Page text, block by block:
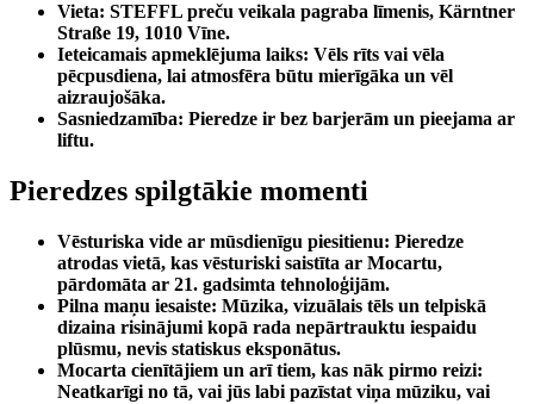
Vieta: STEFFL preču veikala pagraba līmenis, Kärntner
Straße 19, 1010 Vīne.
Ieteicamais apmeklējuma laiks: Vēls rīts vai vēla
pēcpusdiena, lai atmosfēra būtu mierīgāka un vēl
aizraujošāka.
Sasniedzamība: Pieredze ir bez barjerām un pieejama ar
liftu.
Pieredzes spilgtākie momenti
Vēsturiska vide ar mūsdienīgu piesitienu: Pieredze
atrodas vietā, kas vēsturiski saistīta ar Mocartu,
pārdomāta ar 21. gadsimta tehnoloģijām.
Pilna maņu iesaiste: Mūzika, vizuālais tēls un telpiskā
dizaina risinājumi kopā rada nepārtrauktu iespaidu
plūsmu, nevis statiskus eksponātus.
Mocarta cienītājiem un arī tiem, kas nāk pirmo reizi:
Neatkarīgi no tā, vai jūs labi pazīstat viņa mūziku, vai